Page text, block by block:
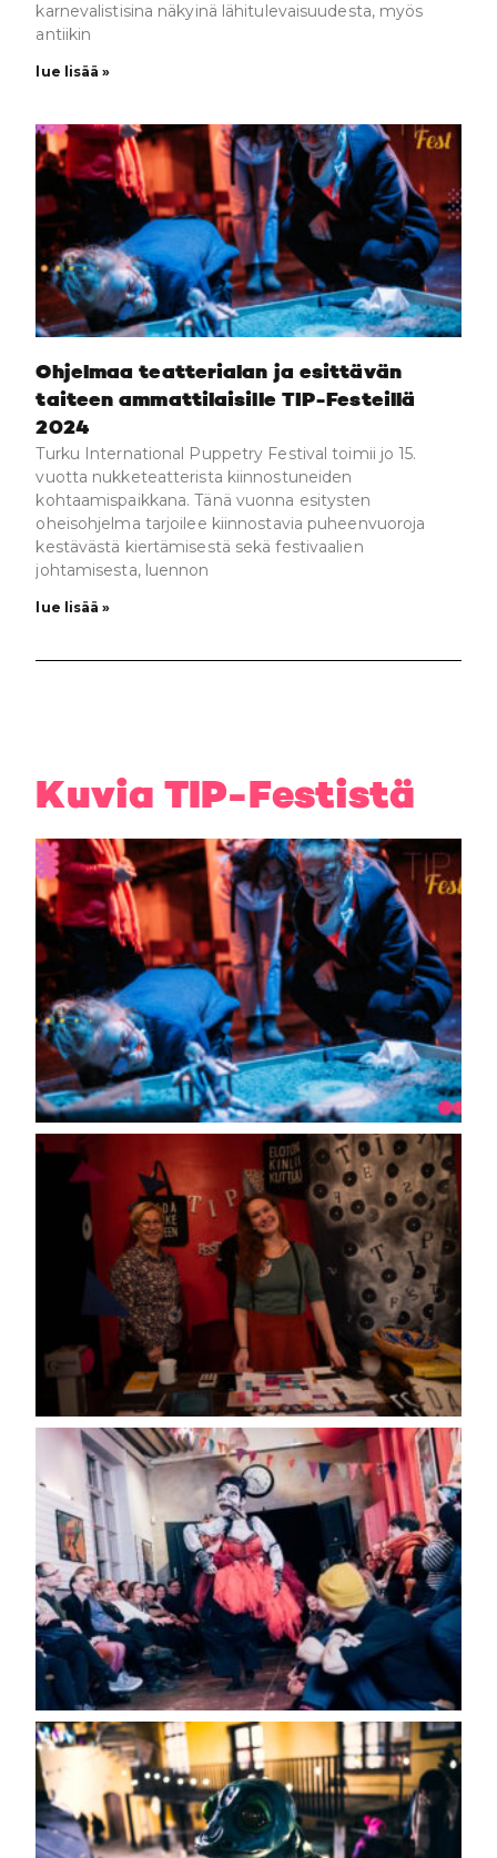
karnevalistisina näkyinä lähitulevaisuudesta, myös
antiikin
lue lisää »
Ohjelmaa teatterialan ja esittävän
taiteen ammattilaisille TIP-Festeillä
2024
Turku International Puppetry Festival toimii jo 15.
vuotta nukketeatterista kiinnostuneiden
kohtaamispaikkana. Tänä vuonna esitysten
oheisohjelma tarjoilee kiinnostavia puheenvuoroja
kestävästä kiertämisestä sekä festivaalien
johtamisesta, luennon
lue lisää »
Kuvia TIP-Festistä